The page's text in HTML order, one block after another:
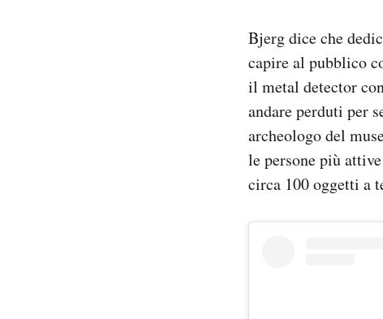
Bjerg dice che
capire al pubblico
il metal detector
andare perduti per
archeologo del
le persone più
circa 100 oggetti a